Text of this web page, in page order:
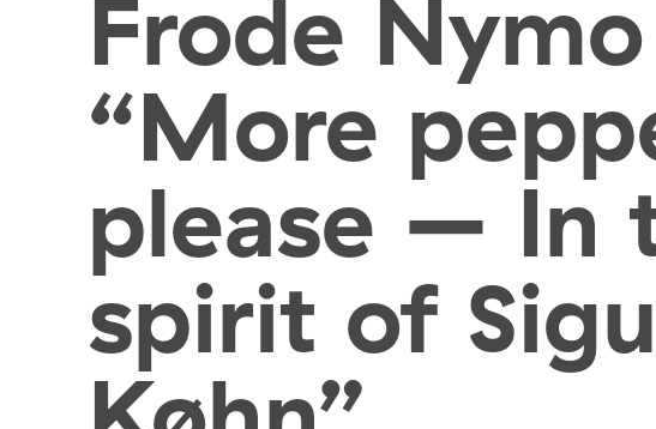
Frode Nymo
“More
please – In
spirit of